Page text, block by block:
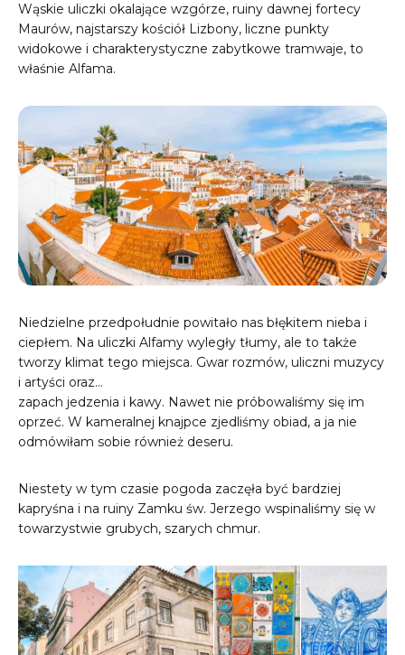
Wąskie uliczki okalające wzgórze, ruiny dawnej fortecy
Maurów, najstarszy kościół Lizbony, liczne punkty
widokowe i charakterystyczne zabytkowe tramwaje, to
właśnie Alfama.
Niedzielne przedpołudnie powitało nas błękitem nieba i
ciepłem. Na uliczki Alfamy wyległy tłumy, ale to także
tworzy klimat tego miejsca. Gwar rozmów, uliczni muzycy
i artyści oraz…
zapach jedzenia i kawy. Nawet nie próbowaliśmy się im
oprzeć. W kameralnej knajpce zjedliśmy obiad, a ja nie
odmówiłam sobie również deseru.
Niestety w tym czasie pogoda zaczęła być bardziej
kapryśna i na ruiny Zamku św. Jerzego wspinaliśmy się w
towarzystwie grubych, szarych chmur.